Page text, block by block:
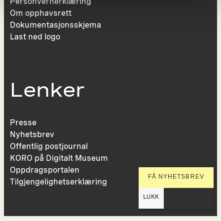
Om opphavsrett
Dokumentasjonsskjema
Last ned logo
Lenker
Presse
Nyhetsbrev
Offentlig postjournal
KORO på Digitalt Museum
Oppdragsportalen
Tilgjengelighetserklæring
FÅ NYHETSBREV
LUKK